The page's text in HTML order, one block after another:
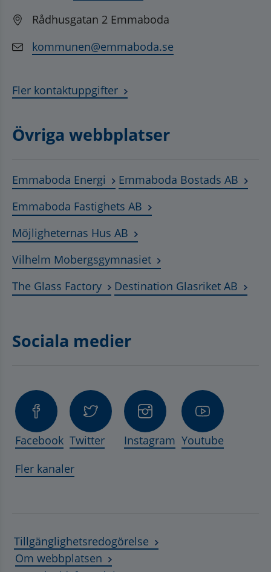
Rådhusgatan 2 Emmaboda
kommunen@emmaboda.se
Fler kontaktuppgifter
Övriga webbplatser
Emmaboda Energi Länk till annan webbplats,
Emmaboda Bostads AB
Emmaboda Fastighets AB Länk till annan
Möjligheternas Hus AB Länk till annan webbplats,
Vilhelm MobergsgymnasietLänk till annan
The Glass FactoryLänk till annan webbplats,
Destination Glasriket AB
Sociala medier
Facebook Twitter Instagram Youtube
Fler kanaler
Tillgänglighetsredogörelse
Om webbplatsen